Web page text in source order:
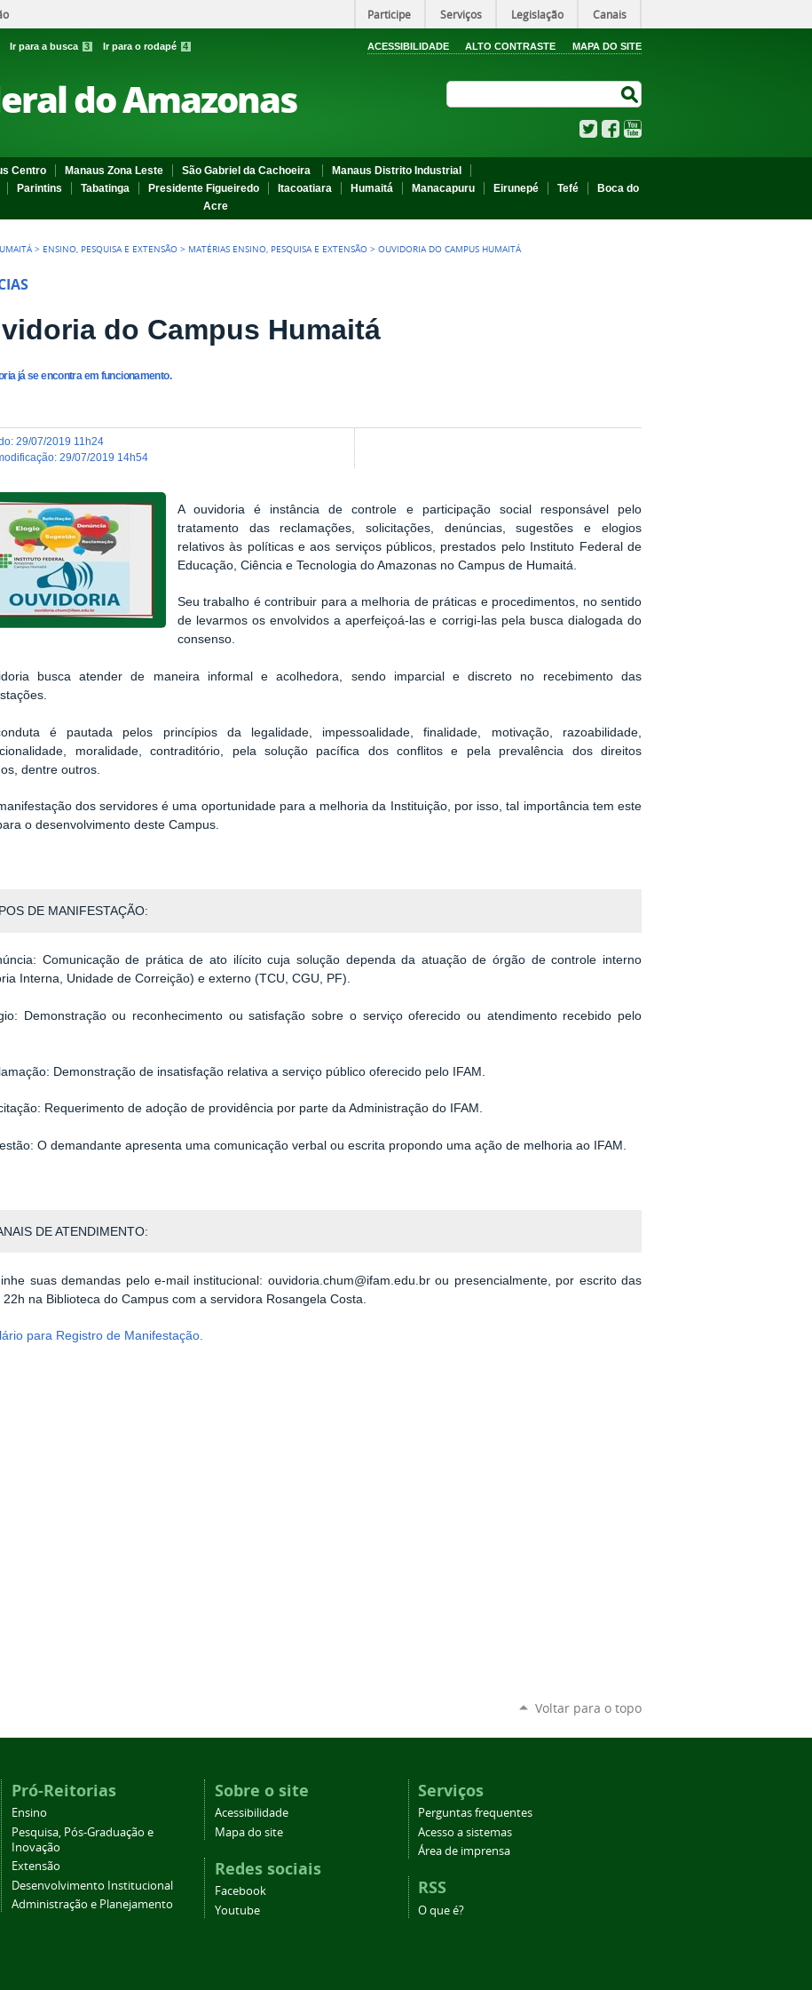
Participe Serviços Legislação Canais
Ir para a busca 3 Ir para o rodapé 4 ACESSIBILIDADE ALTO CONTRASTE MAPA DO SITE
do Amazonas
TwitterFacebook
Centro Manaus Zona Leste São Gabriel da Cachoeira
Manaus Distrito Industrial
Parintins Tabatinga Presidente Figueiredo Itacoatiara Humaitá Manacapuru Eirunepé Tefé
Boca do
Acre
> ENSINO, PESQUISA E EXTENSÃO > MATÉRIAS ENSINO, PESQUISA E EXTENSÃO >OUVIDORIA DO CAMPUS HUMAITÁ
do Campus Humaitá
já se encontra em funcionamento.
:29/07/2019 11h24
:29/07/2019 14h54
A ouvidoria é instância de controle e participação social responsável pelo
tratamento das reclamações, solicitações, denúncias, sugestões e elogios
relativos às políticas e aos serviços públicos, prestados pelo Instituto Federal de
Educação, Ciência e Tecnologia do Amazonas no Campus de Humaitá.
Seu trabalho é contribuir para a melhoria de práticas e procedimentos, no sentido
de levarmos os envolvidos a aperfeiçoá-las e corrigi-las pela busca dialogada do
consenso.
busca atender de maneira informal e acolhedora, sendo imparcial e discreto no recebimento das
é pautada pelos princípios da legalidade, impessoalidade, finalidade, motivação, razoabilidade,
moralidade, contraditório, pela solução pacífica dos conflitos e pela prevalência dos direitos
dentre outros.
dos servidores é uma oportunidade para a melhoria da Instituição, por isso, tal importância tem este
o desenvolvimento deste Campus.
DE MANIFESTAÇÃO:
Comunicação de prática de ato ilícito cuja solução dependa da atuação de órgão de controle interno
Interna, Unidade de Correição) e externo (TCU, CGU, PF).
Demonstração ou reconhecimento ou satisfação sobre o serviço oferecido ou atendimento recebido pelo
Demonstração de insatisfação relativa a serviço público oferecido pelo IFAM.
Requerimento de adoção de providência por parte da Administração do IFAM.
O demandante apresenta uma comunicação verbal ou escrita propondo uma ação de melhoria ao IFAM.
DE ATENDIMENTO:
suas demandas pelo e-mail institucional: ouvidoria.chum@ifam.edu.br ou presencialmente, por escrito das
22h na Biblioteca do Campus com a servidora Rosangela Costa.
para Registro de Manifestação.
Voltar para o topo
Pró-Reitorias
Ensino
Pesquisa, Pós-Graduação e
Inovação
Extensão
Desenvolvimento Institucional
Administração e Planejamento
Sobre o site
Acessibilidade
Mapa do site
Redes sociais
Facebook
Youtube
Serviços
Perguntas frequentes
Acesso a sistemas
Área de imprensa
RSS
O que é?